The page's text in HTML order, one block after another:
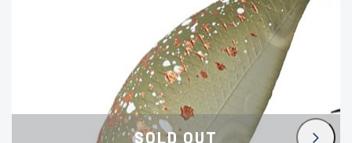
この条件で検索する
C-
かなり使用感があり、全体的に
目立つ傷が多い品
D
SOLD OUT